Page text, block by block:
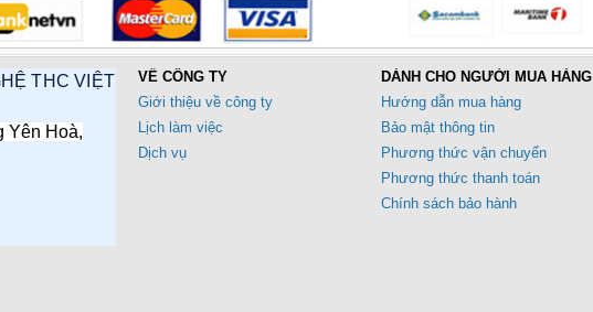
THC VIỆT
Yên Hoà,
VỀ CÔNG TY
Giới thiệu về công ty
Lịch làm việc
Dịch vụ
DÀNH CHO NGƯỜI MUA HÀNG
Hướng dẫn mua hàng
Bảo mật thông tin
Phương thức vận chuyển
Phương thức thanh toán
Chính sách bảo hành